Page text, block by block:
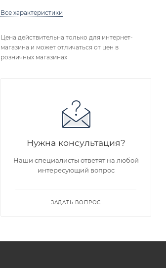
Все характеристики
Цена действительна только для интернет-
магазина и может отличаться от цен в
розничных магазинах
Нужна консультация?
Наши специалисты ответят на любой
интересующий вопрос
ЗАДАТЬ ВОПРОС